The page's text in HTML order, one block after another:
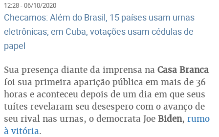
12:28 - 06/10/2020
Checamos: Além do Brasil, 15 países usam urnas
eletrônicas; em Cuba, votações usam cédulas de
papel
Sua presença diante da imprensa na Casa Branca
foi sua primeira aparição pública em mais de 36
horas e aconteceu depois de um dia em que seus
tuítes revelaram seu desespero com o avanço de
seu rival nas urnas, o democrata Joe Biden, rumo
à vitória.